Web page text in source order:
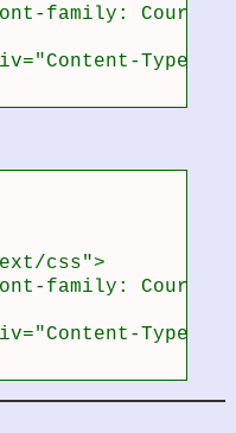
family:
Type"
css">
family:
Type"